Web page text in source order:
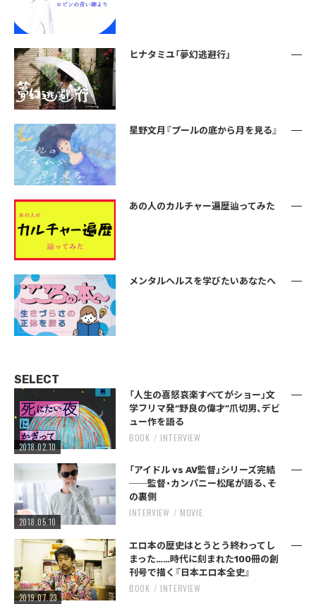
ヒナタミユ「夢幻逃避行」
星野文月『プールの底から月を見る』
あの人のカルチャー遍歴辿ってみた
メンタルヘルスを学びたいあなたへ
SELECT
2018.02.10
「人生の喜怒哀楽すべてがショー」文
学フリマ発“野良の偉才”爪切男、デビ
ュー作を語る
BOOK INTERVIEW
2018.05.10
「アイドル vs AV監督」シリーズ完結
──監督・カンパニー松尾が語る、そ
の裏側
INTERVIEW MOVIE
2019.07.23
エロ本の歴史はとうとう終わってし
まった……時代に刻まれた100冊の創
刊号で描く『日本エロ本全史』
BOOK INTERVIEW